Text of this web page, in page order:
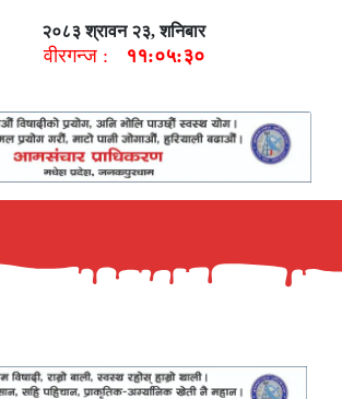
२०८३ श्रावन २३, शनिबार
वीरगन्ज : ११:०५:३१